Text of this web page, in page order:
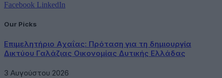
Facebook LinkedIn
Our Picks
Επιμελητήριο Αχαΐας: Πρόταση για τη δημιουργία
Δικτύου Γαλάζιας Οικονομίας Δυτικής Ελλάδας
3 Αυγούστου 2026